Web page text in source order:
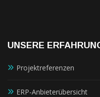
UNSERE
Projektreferenzen
ERP-Anbieterübersicht